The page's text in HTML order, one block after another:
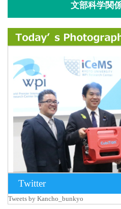
文部科学関
Twitter
Tweets by Kancho_bunkyo